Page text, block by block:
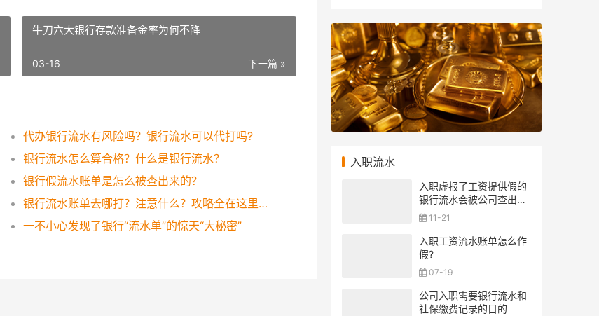
牛刀六大银行存款准备金率为何不降
下一篇 »
03-16
代办银行流水有风险吗？银行流水可以代打吗?
银行流水怎么算合格？什么是银行流水？
银行假流水账单是怎么被查出来的？
银行流水账单去哪打？注意什么？攻略全在这里，一看便知！
一不小心发现了银行“流水单”的惊天“大秘密”
入职流水
入职虚报了工资提供假的
银行流水会被公司查出来
吗？11-21
入职工资流水账单怎么作
假?
07-19
公司入职需要银行流水和
社保缴费记录的目的